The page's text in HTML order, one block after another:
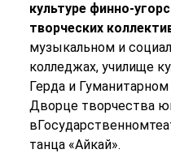
культуре финно-
творческих
музыкальном и
колледжах, училище
Герда и
Дворце творчества
танца «Айкай».